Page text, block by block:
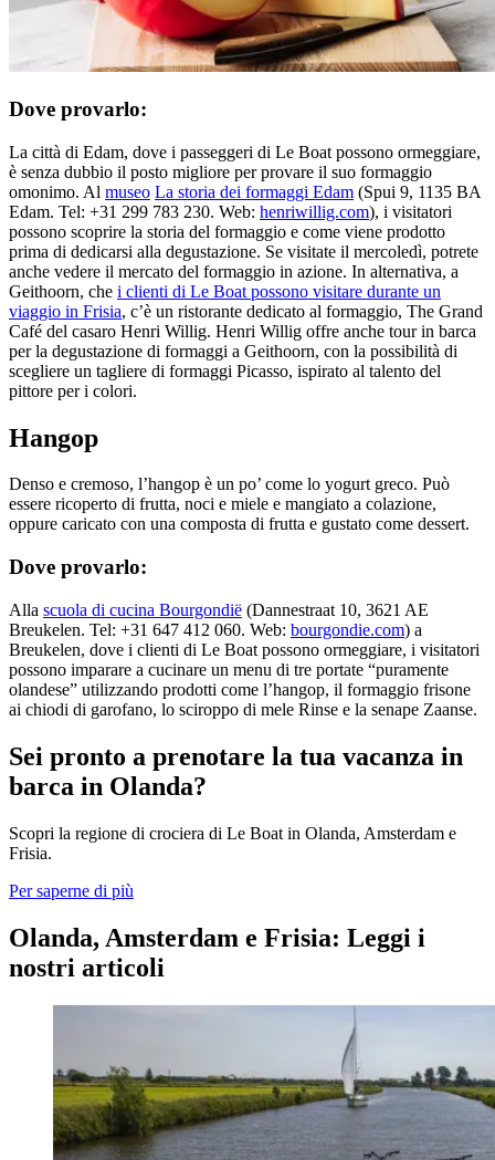
Dove provarlo:
La città di Edam, dove i passeggeri di Le Boat possono ormeggiare,
è senza dubbio il posto migliore per provare il suo formaggio
omonimo. Al museo La storia dei formaggi Edam (Spui 9, 1135 BA
Edam. Tel: +31 299 783 230. Web: henriwillig.com), i visitatori
possono scoprire la storia del formaggio e come viene prodotto
prima di dedicarsi alla degustazione. Se visitate il mercoledì, potrete
anche vedere il mercato del formaggio in azione. In alternativa, a
Geithoorn, che i clienti di Le Boat possono visitare durante un
viaggio in Frisia, c’è un ristorante dedicato al formaggio, The Grand
Café del casaro Henri Willig. Henri Willig offre anche tour in barca
per la degustazione di formaggi a Geithoorn, con la possibilità di
scegliere un tagliere di formaggi Picasso, ispirato al talento del
pittore per i colori.
Hangop
Denso e cremoso, l’hangop è un po’ come lo yogurt greco. Può
essere ricoperto di frutta, noci e miele e mangiato a colazione,
oppure caricato con una composta di frutta e gustato come dessert.
Dove provarlo:
Alla scuola di cucina Bourgondië (Dannestraat 10, 3621 AE
Breukelen. Tel: +31 647 412 060. Web: bourgondie.com) a
Breukelen, dove i clienti di Le Boat possono ormeggiare, i visitatori
possono imparare a cucinare un menu di tre portate “puramente
olandese” utilizzando prodotti come l’hangop, il formaggio frisone
ai chiodi di garofano, lo sciroppo di mele Rinse e la senape Zaanse.
Sei pronto a prenotare la tua vacanza in
barca in Olanda?
Scopri la regione di crociera di Le Boat in Olanda, Amsterdam e
Frisia.
Per saperne di più
Olanda, Amsterdam e Frisia: Leggi i
nostri articoli